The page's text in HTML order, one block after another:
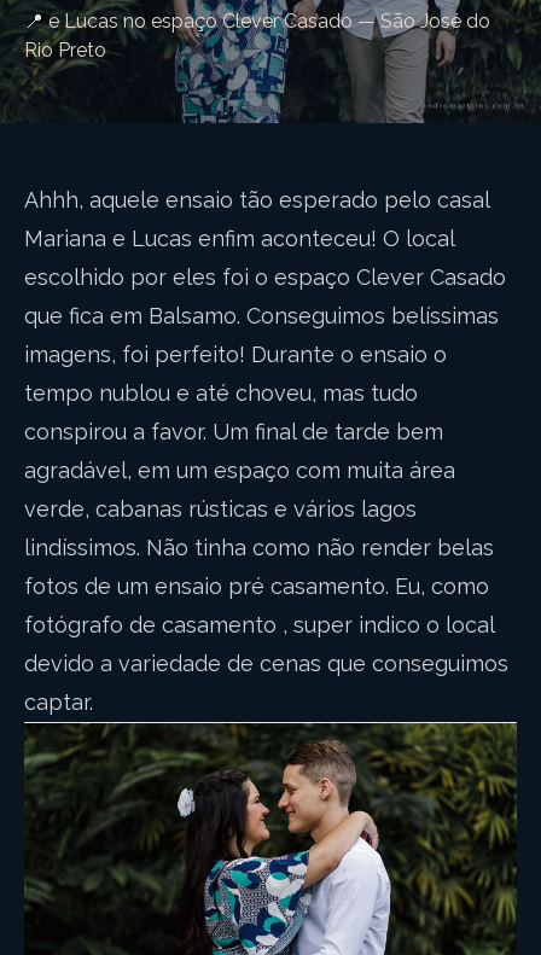
📍 e Lucas no espaço Clever Casado — São José do
Rio Preto
Ahhh, aquele ensaio tão esperado pelo casal
Mariana e Lucas enfim aconteceu! O local
escolhido por eles foi o espaço Clever Casado
que fica em Balsamo. Conseguimos belíssimas
imagens, foi perfeito! Durante o ensaio o
tempo nublou e até choveu, mas tudo
conspirou a favor. Um final de tarde bem
agradável, em um espaço com muita área
verde, cabanas rústicas e vários lagos
lindíssimos. Não tinha como não render belas
fotos de um ensaio pré casamento. Eu, como
fotógrafo de casamento , super indico o local
devido a variedade de cenas que conseguimos
captar.